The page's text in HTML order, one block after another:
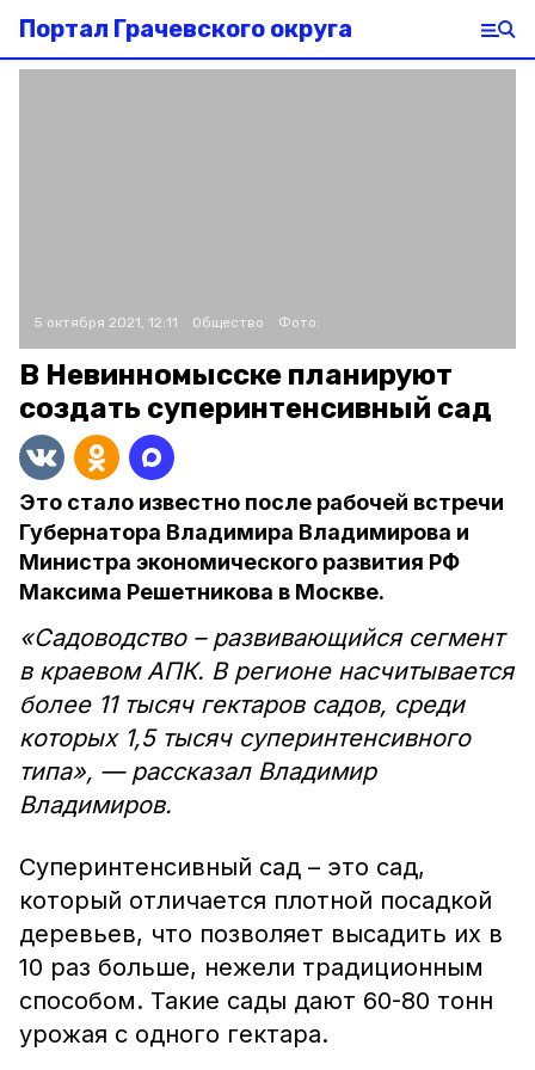
Портал Грачевского округа
5 октября 2021, 12:11 Общество Фото:
В Невинномысске планируют
создать суперинтенсивный сад
Это стало известно после рабочей встречи
Губернатора Владимира Владимирова и
Министра экономического развития РФ
Максима Решетникова в Москве.
«Садоводство – развивающийся сегмент
в краевом АПК. В регионе насчитывается
более 11 тысяч гектаров садов, среди
которых 1,5 тысяч суперинтенсивного
типа», — рассказал Владимир
Владимиров.
Суперинтенсивный сад – это сад,
который отличается плотной посадкой
деревьев, что позволяет высадить их в
10 раз больше, нежели традиционным
способом. Такие сады дают 60-80 тонн
урожая с одного гектара.